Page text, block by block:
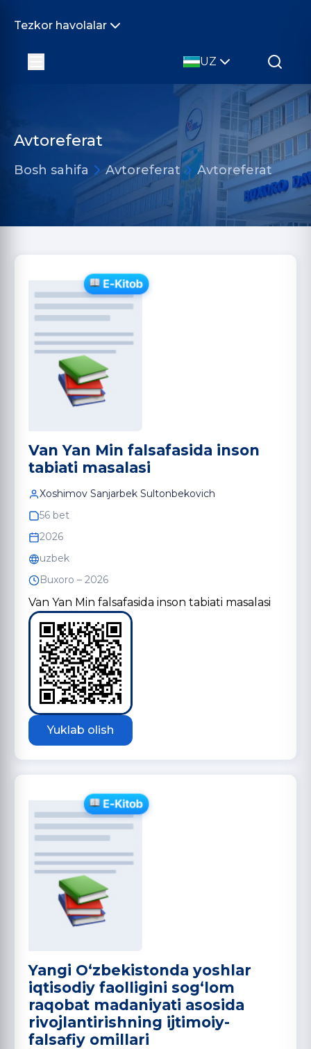
Tezkor havolalar
UZ
Avtoreferat
Bosh sahifa Avtoreferat Avtoreferat
Van Yan Min falsafasida inson
tabiati masalasi
Xoshimov Sanjarbek Sultonbekovich
56 bet
2026
uzbek
Buxoro – 2026
Van Yan Min falsafasida inson tabiati masalasi
Yuklab olish
Yangi Oʻzbekistonda yoshlar
iqtisodiy faolligini sogʻlom
raqobat madaniyati asosida
rivojlantirishning ijtimoiy-
falsafiy omillari